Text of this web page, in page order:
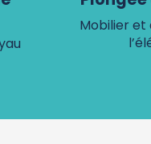
Mobilier